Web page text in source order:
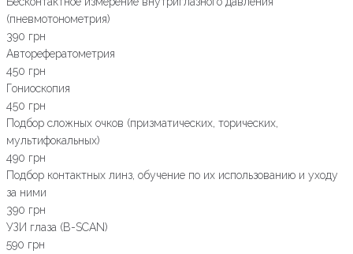
(пневмотонометрия)
390 грн
Авторефератометрия
450 грн
Гониоскопия
450 грн
Подбор сложных очков (призматических, торических,
мультифокальных)
490 грн
Подбор контактных линз, обучение по их использованию и уходу
за ними
390 грн
УЗИ глаза (В-SCAN)
590 грн